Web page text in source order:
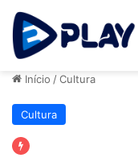
Início /Cultura
Cultura